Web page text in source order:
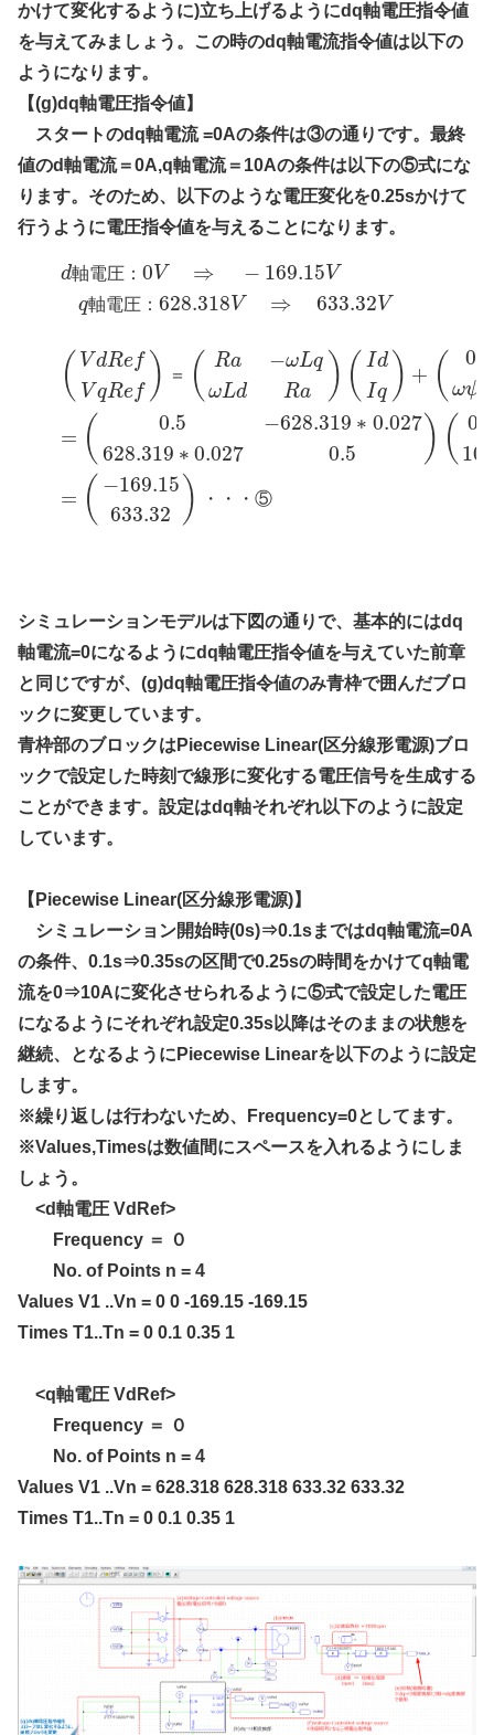
かけて変化するように)立ち上げるようにdq軸電圧指令値
を与えてみましょう。この時のdq軸電流指令値は以下の
ようになります。
【(g)dq軸電圧指令値】
スタートのdq軸電流 =0Aの条件は③の通りです。最終
値のd軸電流＝0A,q軸電流＝10Aの条件は以下の⑤式にな
ります。そのため、以下のような電圧変化を0.25sかけて
行うように電圧指令値を与えることになります。
d軸電圧 ：0V ⇒ − 169.15V
q軸電圧 ：628.318V ⇒ 633.32V
( V dRef
V qRef ) ＝ ( Ra
ωLd
−ωLq
Ra ) ( Id
Iq ) + ( 0
ωψ
= (
0.5
628.319 ∗ 0.027
−628.319 ∗ 0.027
0.5
) ( 0
10
= ( −169.15
633.32
) ・ ・ ・ ⑤
シミュレーションモデルは下図の通りで、基本的にはdq
軸電流=0になるようにdq軸電圧指令値を与えていた前章
と同じですが、(g)dq軸電圧指令値のみ青枠で囲んだブロ
ックに変更しています。
青枠部のブロックはPiecewise Linear(区分線形電源)ブロ
ックで設定した時刻で線形に変化する電圧信号を生成する
ことができます。設定はdq軸それぞれ以下のように設定
しています。
【Piecewise Linear(区分線形電源)】
シミュレーション開始時(0s)⇒0.1sまではdq軸電流=0A
の条件、0.1s⇒0.35sの区間で0.25sの時間をかけてq軸電
流を0⇒10Aに変化させられるように⑤式で設定した電圧
になるようにそれぞれ設定0.35s以降はそのままの状態を
継続、となるようにPiecewise Linearを以下のように設定
します。
※繰り返しは行わないため、Frequency=0としてます。
※Values,Timesは数値間にスペースを入れるようにしま
しょう。
<d軸電圧 VdRef>
Frequency ＝ ０
No. of Points n = 4
Values V1 ..Vn = 0 0 -169.15 -169.15
Times T1..Tn = 0 0.1 0.35 1
<q軸電圧 VdRef>
Frequency ＝ ０
No. of Points n = 4
Values V1 ..Vn = 628.318 628.318 633.32 633.32
Times T1..Tn = 0 0.1 0.35 1